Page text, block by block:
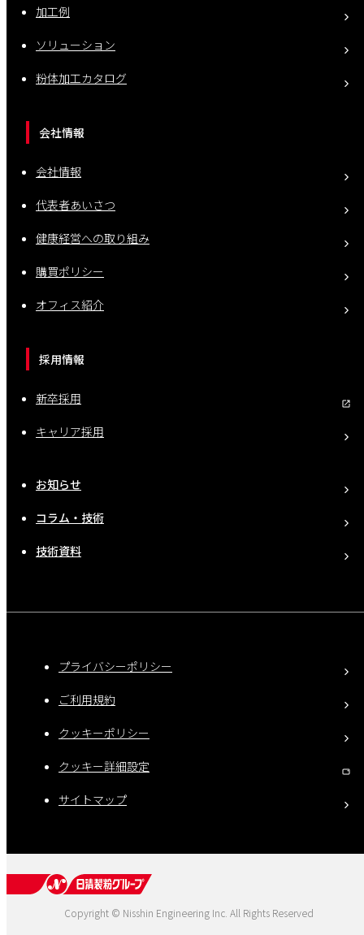
加工例
ソリューション
粉体加工カタログ
会社情報
会社情報
代表者あいさつ
健康経営への取り組み
購買ポリシー
オフィス紹介
採用情報
新卒採用
キャリア採用
お知らせ
コラム・技術
技術資料
プライバシーポリシー
ご利用規約
クッキーポリシー
クッキー詳細設定
サイトマップ
Copyright © Nisshin Engineering Inc. All Rights Reserved